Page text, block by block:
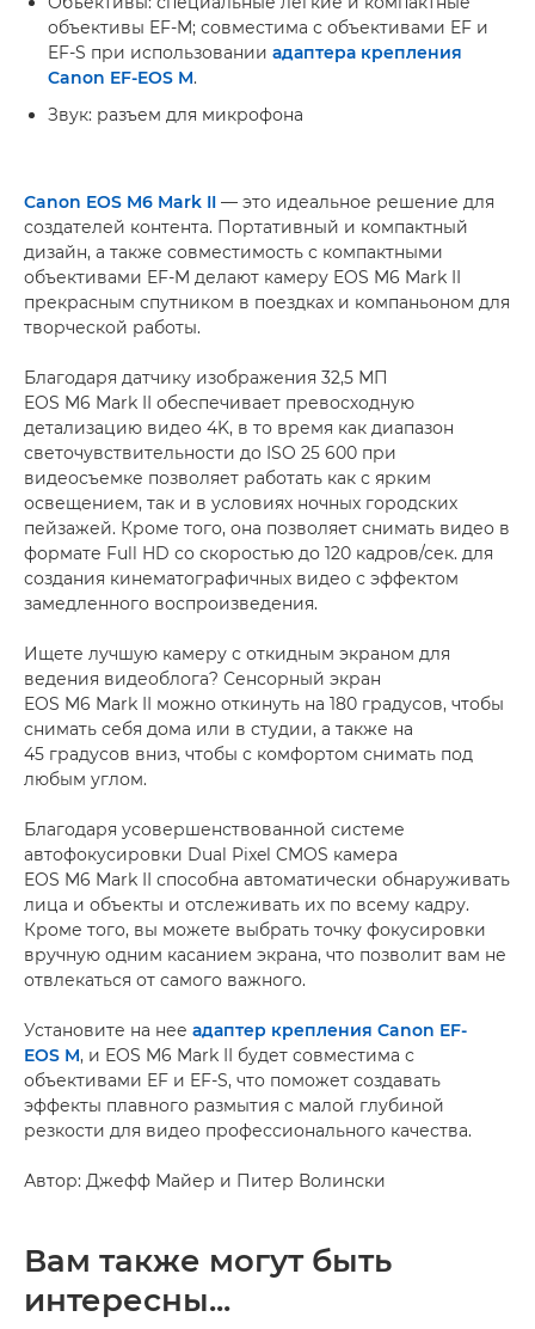
объективы EF-M; совместима с объективами EF и
EF-S при использовании адаптера крепления
Canon EF-EOS M.
Звук: разъем для микрофона
Canon EOS M6 Mark II — это идеальное решение для
создателей контента. Портативный и компактный
дизайн, а также совместимость с компактными
объективами EF-M делают камеру EOS M6 Mark II
прекрасным спутником в поездках и компаньоном для
творческой работы.
Благодаря датчику изображения 32,5 МП
EOS M6 Mark II обеспечивает превосходную
детализацию видео 4K, в то время как диапазон
светочувствительности до ISO 25 600 при
видеосъемке позволяет работать как с ярким
освещением, так и в условиях ночных городских
пейзажей. Кроме того, она позволяет снимать видео в
формате Full HD со скоростью до 120 кадров/сек. для
создания кинематографичных видео с эффектом
замедленного воспроизведения.
Ищете лучшую камеру с откидным экраном для
ведения видеоблога? Сенсорный экран
EOS M6 Mark II можно откинуть на 180 градусов, чтобы
снимать себя дома или в студии, а также на
45 градусов вниз, чтобы с комфортом снимать под
любым углом.
Благодаря усовершенствованной системе
автофокусировки Dual Pixel CMOS камера
EOS M6 Mark II способна автоматически обнаруживать
лица и объекты и отслеживать их по всему кадру.
Кроме того, вы можете выбрать точку фокусировки
вручную одним касанием экрана, что позволит вам не
отвлекаться от самого важного.
Установите на нее адаптер крепления Canon EF-
EOS M, и EOS M6 Mark II будет совместима с
объективами EF и EF-S, что поможет создавать
эффекты плавного размытия с малой глубиной
резкости для видео профессионального качества.
Автор: Джефф Майер и Питер Волински
Вам также могут быть
интересны...